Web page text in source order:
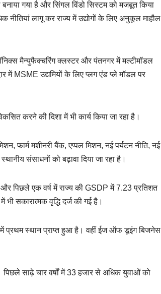
गया है और सिंगल विंडो सिस्टम को मजबूत किया
नीतियां लागू कर राज्य में उद्योगों के लिए अनुकूल माहौल
मैन्युफैक्चरिंग क्लस्टर और पंतनगर में मल्टीमॉडल
में MSME उद्यमियों के लिए प्लग एंड प्ले मॉडल पर
करने की दिशा में भी कार्य किया जा रहा है।
फार्म मशीनरी बैंक, एप्पल मिशन, नई पर्यटन नीति, नई
संसाधनों को बढ़ावा दिया जा रहा है।
और पिछले एक वर्ष में राज्य की GSDP में 7.23 प्रतिशत
सकारात्मक वृद्धि दर्ज की गई है।
में प्रथम स्थान प्राप्त हुआ है। वहीं ईज ऑफ डूइंग बिजनेस
पिछले साढ़े चार वर्षों में 33 हजार से अधिक युवाओं को